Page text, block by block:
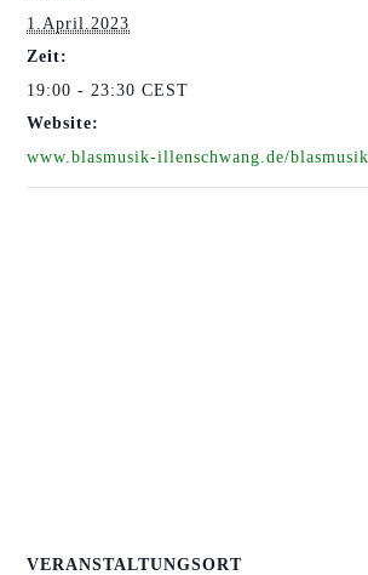
1.April.2023
Zeit:
19:00 - 23:30CEST
Website:
www.blasmusik-illenschwang.de/
VERANSTALTUNGSORT